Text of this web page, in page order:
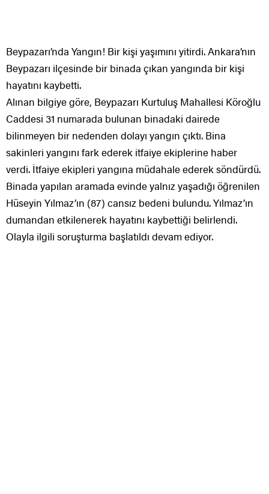
Beypazarı’nda Yangın! Bir kişi yaşımını yitirdi. Ankara’nın
Beypazarı ilçesinde bir binada çıkan yangında bir kişi
hayatını kaybetti.
Alınan bilgiye göre, Beypazarı Kurtuluş Mahallesi Köroğlu
Caddesi 31 numarada bulunan binadaki dairede
bilinmeyen bir nedenden dolayı yangın çıktı. Bina
sakinleri yangını fark ederek itfaiye ekiplerine haber
verdi. İtfaiye ekipleri yangına müdahale ederek söndürdü.
Binada yapılan aramada evinde yalnız yaşadığı öğrenilen
Hüseyin Yılmaz’ın (87) cansız bedeni bulundu. Yılmaz’ın
dumandan etkilenerek hayatını kaybettiği belirlendi.
Olayla ilgili soruşturma başlatıldı devam ediyor.